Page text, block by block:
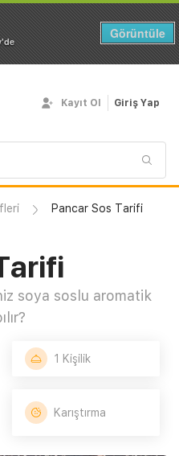
Görüntüle
Kayıt Ol Giriş Yap
Pancar Sos Tarifi
soya soslu aromatik
1 Kişilik
Karıştırma